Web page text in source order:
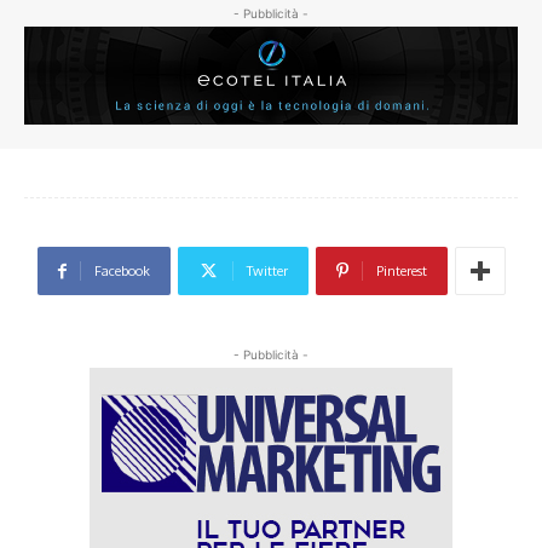
- Pubblicità -
Facebook Twitter Pinterest
- Pubblicità -